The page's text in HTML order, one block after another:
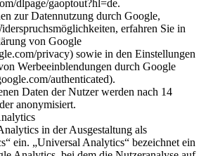
dlpage/gaoptout?hl=de.
zur Datennutzung durch Google,
erfahren Sie in
von Google
privacy) sowie in den Einstellungen
Werbeeinblendungen durch Google
authenticated).
Daten der Nutzer werden nach 14
anonymisiert.
in der Ausgestaltung als
ein. „Universal Analytics“ bezeichnet ein